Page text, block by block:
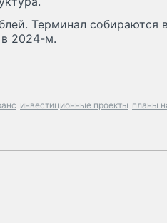
Терминал собираются
в 2024-м.
инвестиционные проекты планы